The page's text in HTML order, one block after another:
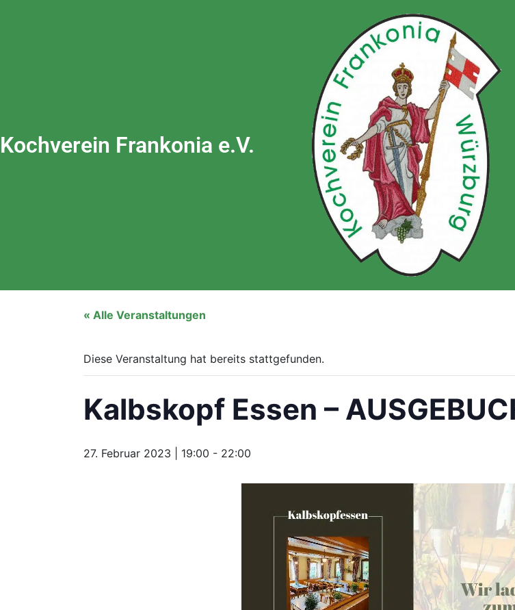
Kochverein Frankonia e.V.
« Alle Veranstaltungen
Diese Veranstaltung hat bereits stattgefunden.
Kalbskopf Essen –
27. Februar 2023 | 19:00 - 22:00